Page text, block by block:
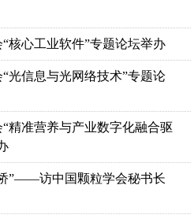
核心工业软件”专题论坛举办
光信息与光网络技术”专题论
精准营养与产业数字化融合驱
”——访中国颗粒学会秘书长